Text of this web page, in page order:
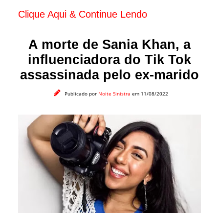
Clique Aqui & Continue Lendo
A morte de Sania Khan, a
influenciadora do Tik Tok
assassinada pelo ex-marido
Publicado por Noite Sinistra em 11/08/2022